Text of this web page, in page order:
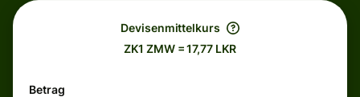
Devisenmittelkurs
ZK1 ZMW = 17,77 LKR
Betrag